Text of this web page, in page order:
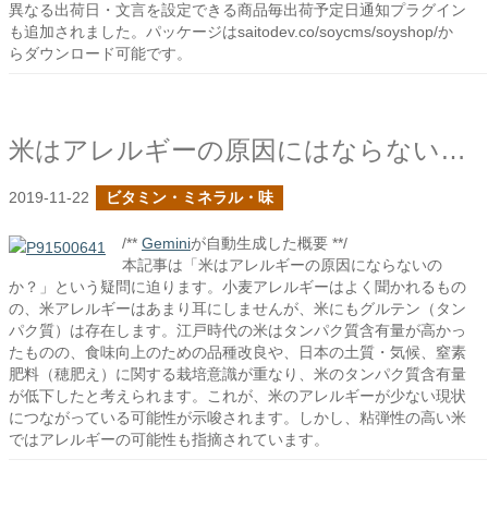
異なる出荷日・文言を設定できる商品毎出荷予定日通知プラグイン
も追加されました。パッケージはsaitodev.co/soycms/soyshop/か
らダウンロード可能です。
米はアレルギーの原因にはならないのか？
2019-11-22 ビタミン・ミネラル・味
/** Geminiが自動生成した概要 **/
本記事は「米はアレルギーの原因にならないの
か？」という疑問に迫ります。小麦アレルギーはよく聞かれるもの
の、米アレルギーはあまり耳にしませんが、米にもグルテン（タン
パク質）は存在します。江戸時代の米はタンパク質含有量が高かっ
たものの、食味向上のための品種改良や、日本の土質・気候、窒素
肥料（穂肥え）に関する栽培意識が重なり、米のタンパク質含有量
が低下したと考えられます。これが、米のアレルギーが少ない現状
につながっている可能性が示唆されます。しかし、粘弾性の高い米
ではアレルギーの可能性も指摘されています。